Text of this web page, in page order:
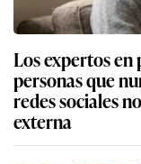
Los expertos en
personas que
redes sociales
externa